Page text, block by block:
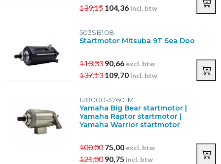
139,15 104,36 incl. btw
503SB108
Startmotor Mitsuba 9T Sea Doo
113,33 90,66 excl. btw
137,13 109,70 incl. btw
128000-3760IM
Yamaha Big Bear startmotor |
Yamaha Raptor startmotor |
Yamaha Warrior startmotor
100,0075,00 excl. btw
121,0090,75 incl. btw